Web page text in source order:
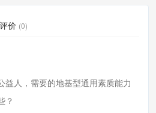
评价 (0)
益人，需要的地基型通用素质能力
？